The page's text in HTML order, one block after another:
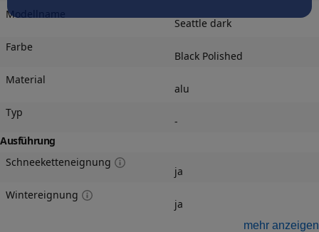
Modellname
Seattle dark
Farbe
Black Polished
Material
alu
Typ
-
Ausführung
Schneeketteneignung
ja
Wintereignung
ja
mehr anzeigen